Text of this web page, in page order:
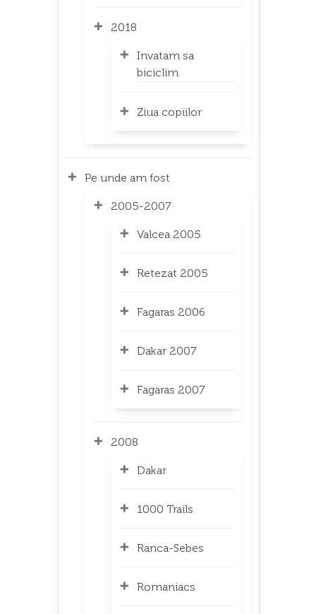
2018
Invatam sa
biciclim
Ziua copiilor
Pe unde am fost
2005-2007
Valcea 2005
Retezat 2005
Fagaras 2006
Dakar 2007
Fagaras 2007
2008
Dakar
1000 Trails
Ranca-Sebes
Romaniacs